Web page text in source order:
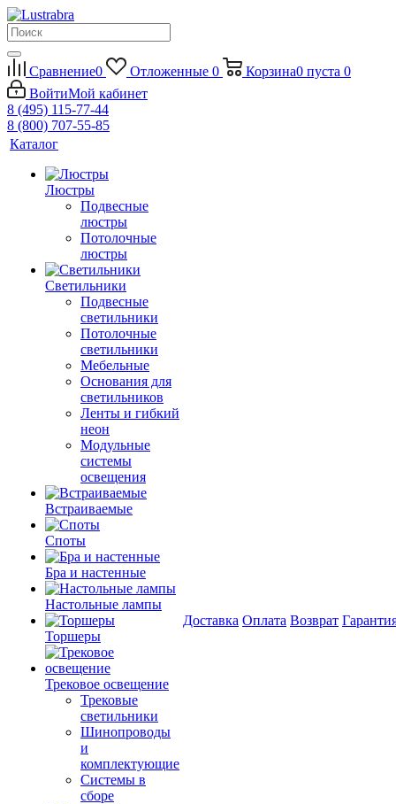
Сравнение0 Отложенные 0 Корзина0 пуста 0
ВойтиМой кабинет
8 (495) 115-77-44
8 (800) 707-55-85
Каталог
Люстры
Подвесные
люстры
Потолочные
люстры
Светильники
Подвесные
светильники
Потолочные
светильники
Мебельные
Основания для
светильников
Ленты и гибкий
неон
Модульные
системы
освещения
Встраиваемые
Споты
Бра и настенные
Настольные лампы
Торшеры
Трековое освещение
Трековые
светильники
Шинопроводы
и
комплектующие
Системы в
сборе
Доставка Оплата Возврат